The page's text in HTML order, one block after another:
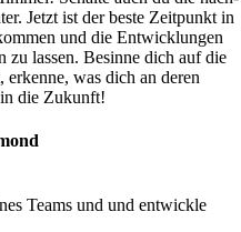
Jetzt ist der beste Zeit­punkt in
und die Ent­wick­lungen
zu lassen. Besinne dich auf die
was dich an deren
die Zukunft!
Teams und und ent­wickle